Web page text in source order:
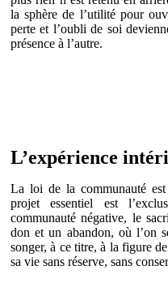
la sphère de l’utilité pour
perte et l’oubli de soi
présence à l’autre.
L’expérience
La loi de la communauté
projet essentiel est
communauté négative, le
don et un abandon, où l’on
songer, à ce titre, à la figure
sa vie sans réserve, sans